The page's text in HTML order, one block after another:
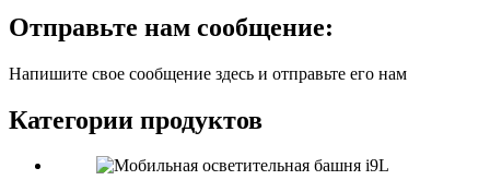
Отправьте нам сообщение:
Напишите свое сообщение здесь и отправьте его нам
Категории продуктов